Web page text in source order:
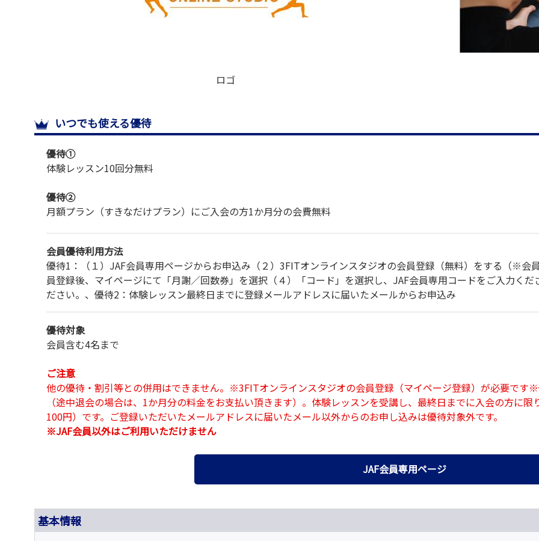
ロゴ
いつでも使える優待
優待①
体験レッスン10回分無料
優待②
月額プラン（すきなだけプラン）にご入会の方1か月分の会費無料
会員優待利用方法
優待1：（１）JAF会員専用ページからお申込み（２）3FITオンラインスタジオの会員登録（無料）をする（※会
員登録後、マイページにて「月謝／回数券」を選択（４）「コード」を選択し、JAF会員専用コードをご入力く
ださい。、優待2：体験レッスン最終日までに登録メールアドレスに届いたメールからお申込み
優待対象
会員含む4名まで
ご注意
他の優待・割引等との併用はできません。※3FITオンラインスタジオの会員登録（マイページ登録）が必要で
（途中退会の場合は、1か月分の料金をお支払い頂きます）。体験レッスンを受講し、最終日までに入会の方に
100円）です。ご登録いただいたメールアドレスに届いたメール以外からのお申し込みは優待対象外です。
※JAF会員以外はご利用いただけません
JAF会員専用ページ
基本情報